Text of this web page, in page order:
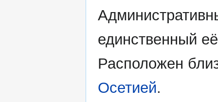
единственный
Расположен
Осетией.